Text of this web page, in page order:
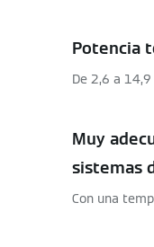
Potencia
De 2,6 a
Muy
sistemas
Con una